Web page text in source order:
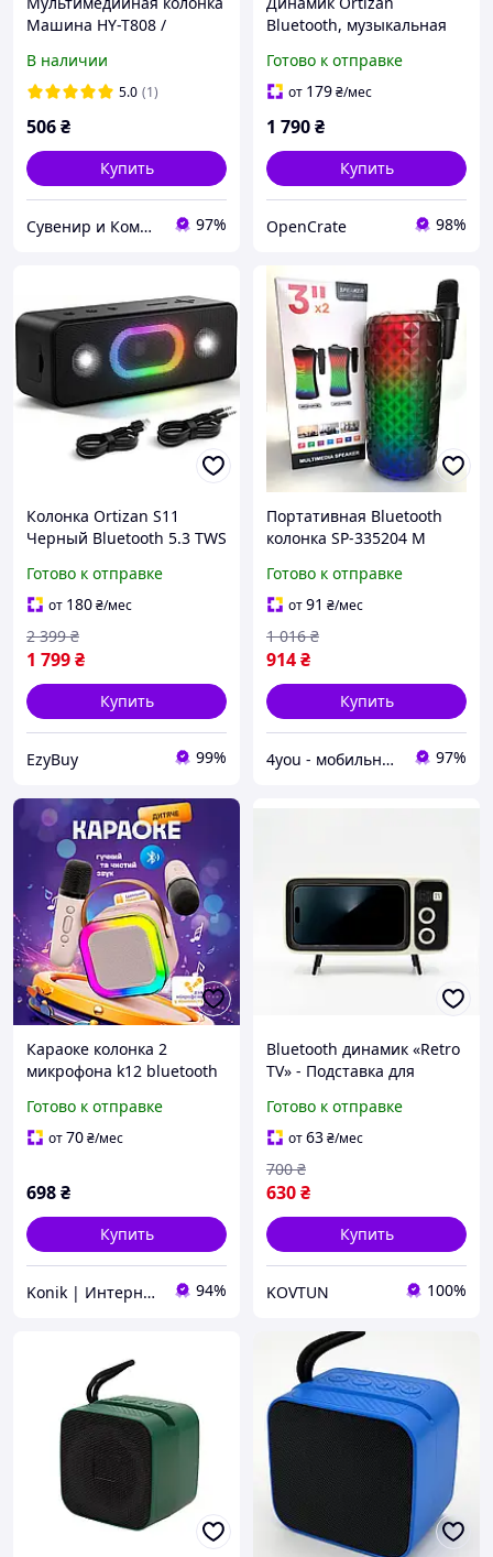
Машина HY-T808 /
стереоколонка
акустическая
В наличии
5.0 (1)
506₴
Купить
Сувенир и Компания 97%
Bluetooth, музыкальная
двойные басовые
динамики, аккумулятор
Готово к отправке
от 179₴/мес
1 790₴
Купить
OpenCrate 98%
Колонка Ortizan S11
Черный Bluetooth 5.3 TWS
24H RGB 6 режимов IPX6
AUX FM ночник
Готово к отправке
от 180₴/мес
1 799₴
2 399 ₴
Купить
EzyBuy 99%
Портативная Bluetooth
колонка SP-335204 М
микрофон в комплекте)
Готово к отправке
от91 ₴/мес
914₴
1 016 ₴
Купить
4you - мобильные, компьютерные, автомобильные аксессуары 97%
Караоке колонка 2
микрофона k12 bluetooth
автономная переносная
детский подарок
Готово к отправке
от70₴/мес
698₴
Купить
Konik | Интернет-магазин 94%
Bluetooth динамик «Retro
TV» - Подставка для
Beige (Б/В)
Готово к отправке
от63₴/мес
630₴
700 ₴
Купить
KOVTUN 100%